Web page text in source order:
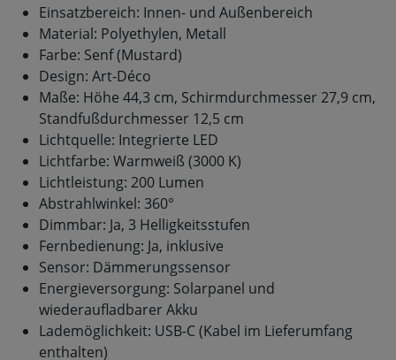
Einsatzbereich: Innen- und Außenbereich
Material: Polyethylen, Metall
Farbe: Senf (Mustard)
Design: Art-Déco
Maße: Höhe 44,3 cm, Schirmdurchmesser 27,9 cm,
Standfußdurchmesser 12,5 cm
Lichtquelle: Integrierte LED
Lichtfarbe: Warmweiß (3000 K)
Lichtleistung: 200 Lumen
Abstrahlwinkel: 360°
Dimmbar: Ja, 3 Helligkeitsstufen
Fernbedienung: Ja, inklusive
Sensor: Dämmerungssensor
Energieversorgung: Solarpanel und
wiederaufladbarer Akku
Lademöglichkeit: USB-C (Kabel im Lieferumfang
enthalten)